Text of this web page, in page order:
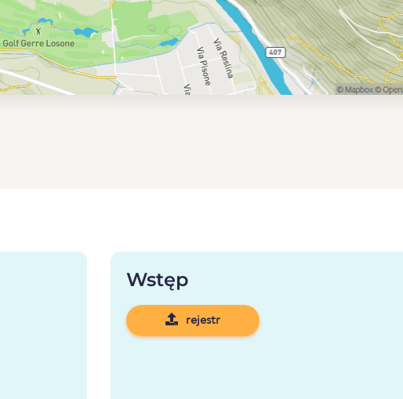
Wstęp
rejestr